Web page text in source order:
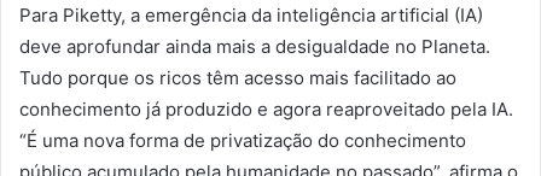
Para Piketty, a emergência da inteligência artificial (IA)
deve aprofundar ainda mais a desigualdade no Planeta.
Tudo porque os ricos têm acesso mais facilitado ao
conhecimento já produzido e agora reaproveitado pela IA.
“É uma nova forma de privatização do conhecimento